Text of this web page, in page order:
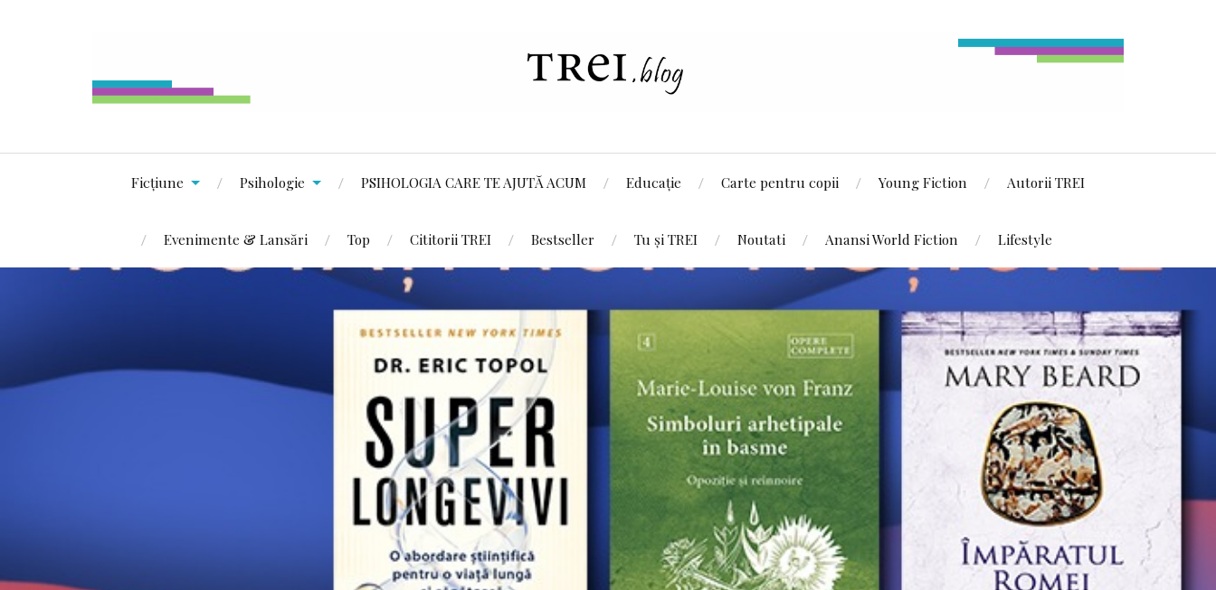
Ficțiune Psihologie PSIHOLOGIA CARE TE AJUTĂ ACUM Educație Carte pentru copii Young Fiction Autorii TREI
Evenimente & Lansări Top Cititorii TREI Bestseller Tu și TREI Noutati Anansi World Fiction Lifestyle